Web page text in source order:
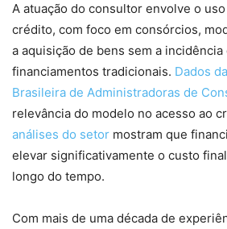
A atuação do consultor envolve o
crédito, com foco em consórcios,
a aquisição de bens sem a
financiamentos tradicionais. Dados
Brasileira de Administradoras de
relevância do modelo no acesso ao
análises do setor mostram que
elevar significativamente o custo
longo do tempo.
Com mais de uma década de